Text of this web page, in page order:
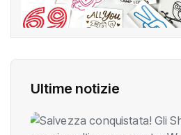
Ultime notizie